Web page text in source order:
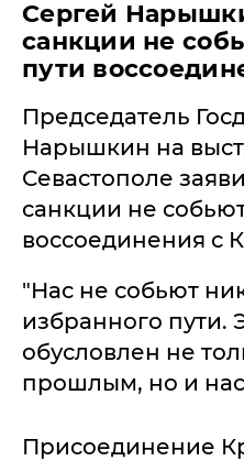
Сергей
санкции не
пути
Председатель
Нарышкин на
Севастополе
санкции не
воссоединения с
"Нас не собьют
избранного пути.
обусловлен не
прошлым, но и
Присоединение